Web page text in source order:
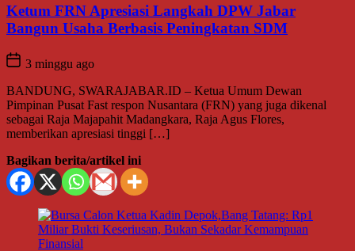
Ketum FRN Apresiasi Langkah DPW Jabar
Bangun Usaha Berbasis Peningkatan SDM
3 minggu ago
BANDUNG, SWARAJABAR.ID – Ketua Umum Dewan
Pimpinan Pusat Fast respon Nusantara (FRN) yang juga dikenal
sebagai Raja Majapahit Madangkara, Raja Agus Flores,
memberikan apresiasi tinggi […]
Bagikan berita/artikel ini